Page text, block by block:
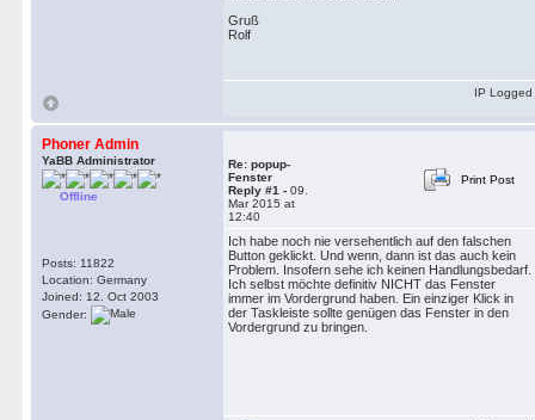
Gruß
Rolf
IP Logged
Phoner Admin
YaBB Administrator
Offline
Posts: 11822
Location: Germany
Joined: 12. Oct 2003
Gender:
Re: popup-
Fenster
Reply #1 - 09.
Mar 2015 at
12:40
Print Post
Ich habe noch nie versehentlich auf den falschen
Button geklickt. Und wenn, dann ist das auch kein
Problem. Insofern sehe ich keinen Handlungsbedarf.
Ich selbst möchte definitiv NICHT das Fenster
immer im Vordergrund haben. Ein einziger Klick in
der Taskleiste sollte genügen das Fenster in den
Vordergrund zu bringen.